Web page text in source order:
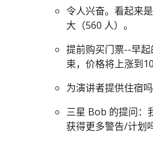
令人兴奋。看起来
大（560 人）。
提前购买门票--早
束，价格将上涨到
为演讲者提供住宿吗
三星 Bob 的提问：
获得更多警告/计划吗